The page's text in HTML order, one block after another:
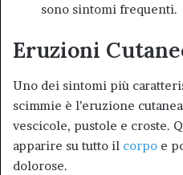
sono sintomi frequenti.
Eruzioni
Uno dei sintomi più
scimmie è l’eruzione
vescicole, pustole e croste.
apparire su tutto il corpo e
dolorose.